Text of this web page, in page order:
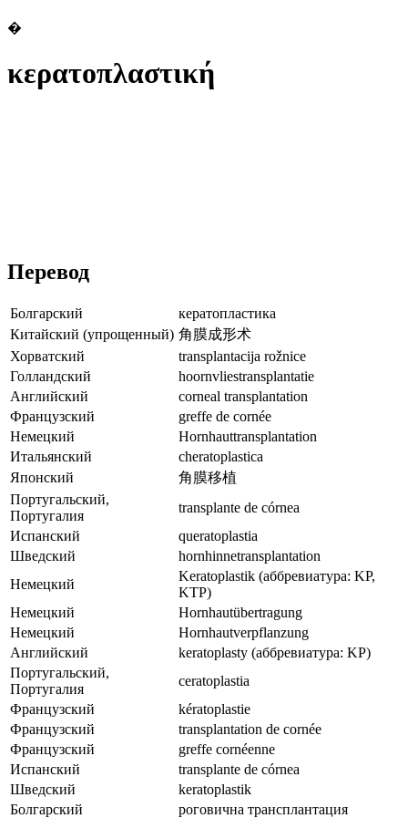
�
κερατοπλαστική
Перевод
Болгарский
кератопластика
Китайский (упрощенный) 角膜成形术
Хорватский
transplantacija rožnice
Голландский
hoornvliestransplantatie
Английский
corneal transplantation
Французский
greffe de cornée
Немецкий
Hornhauttransplantation
Итальянский
cheratoplastica
Японский
角膜移植
Португальский,
Португалия
transplante de córnea
Испанский
queratoplastia
Шведский
hornhinnetransplantation
Немецкий
Keratoplastik (аббревиатура: KP,
KTP)
Немецкий
Hornhautübertragung
Немецкий
Hornhautverpflanzung
Английский
keratoplasty (аббревиатура: KP)
Португальский,
Португалия
ceratoplastia
Французский
kératoplastie
Французский
transplantation de cornée
Французский
greffe cornéenne
Испанский
transplante de córnea
Шведский
keratoplastik
Болгарский
роговична трансплантация